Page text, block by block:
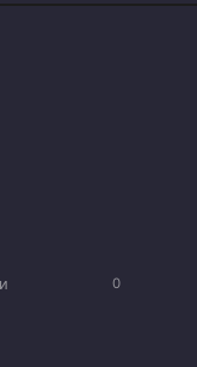
0